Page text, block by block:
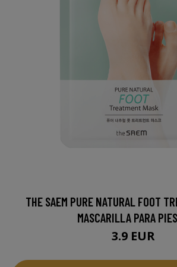
THE SAEM PURE NATURAL FOOT
MASCARILLA PARA
3.9 EUR